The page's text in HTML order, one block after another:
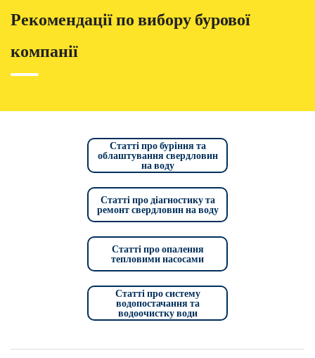
Рекомендації по вибору бурової
компанії
Статті про буріння та
облаштування свердловин
на воду
Статті про діагностику та
ремонт свердловин на воду
Статті про опалення
тепловими насосами
Статті про систему
водопостачання та
водоочистку води